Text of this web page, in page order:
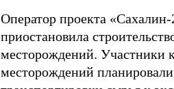
Оператор проекта
приостановила
месторождений. Участники
месторождений